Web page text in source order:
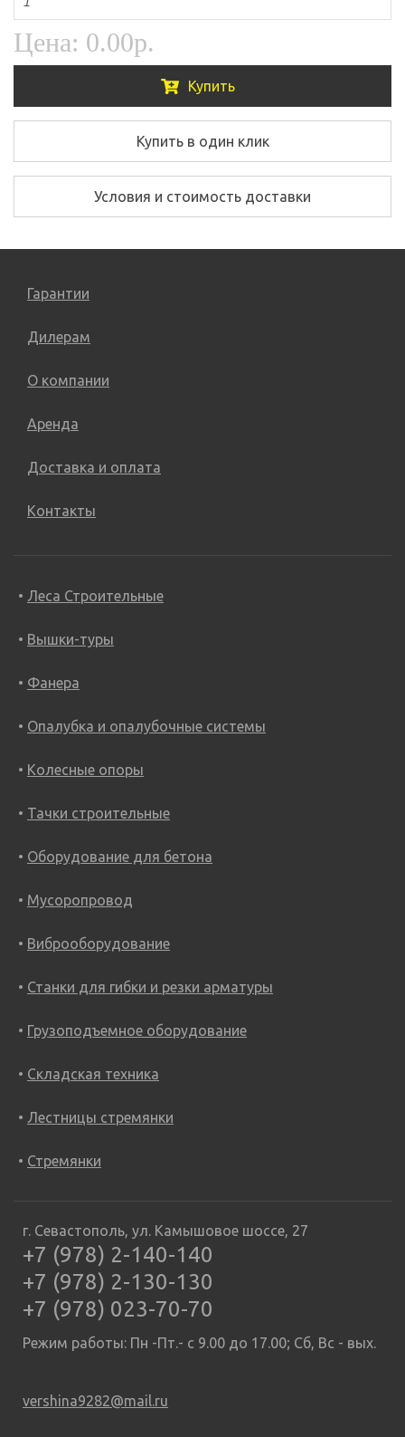
Цена: 0.00р.
Купить
Купить в один клик
Условия и стоимость доставки
Гарантии
Дилерам
О компании
Аренда
Доставка и оплата
Контакты
Леса Строительные
Вышки-туры
Фанера
Опалубка и опалубочные системы
Колесные опоры
Тачки строительные
Оборудование для бетона
Мусоропровод
Виброоборудование
Станки для гибки и резки арматуры
Грузоподъемное оборудование
Складская техника
Лестницы стремянки
Стремянки
г. Севастополь, ул. Камышовое шоссе, 27
+7 (978) 2-140-140
+7 (978) 2-130-130
+7 (978) 023-70-70
Режим работы: Пн -Пт.- с 9.00 до 17.00; Сб, Вс - вых.
vershina9282@mail.ru